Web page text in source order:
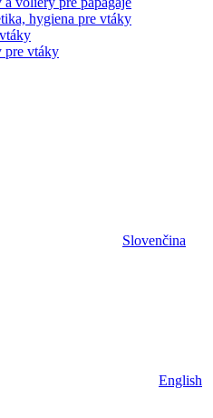
hygiena pre vtáky
pre vtáky
Slovenčina
English